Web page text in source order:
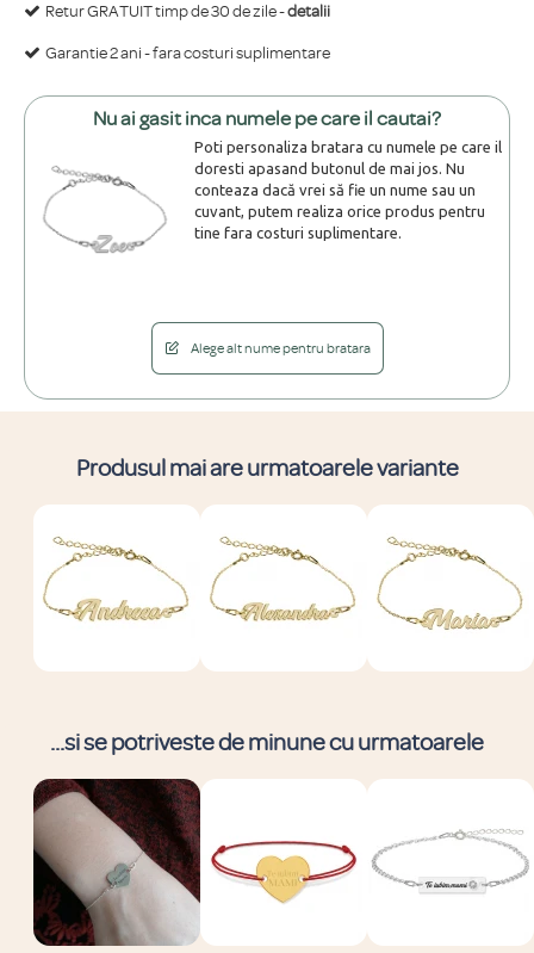
Retur GRATUIT timp de 30 de zile -detalii
Garantie 2 ani - fara costuri suplimentare
Nu ai gasit inca numele pe care il cautai?
Poti personaliza bratara cu numele pe care il
doresti apasand butonul de mai jos. Nu
conteaza dacă vrei să fie un nume sau un
cuvant, putem realiza orice produs pentru
tine fara costuri suplimentare.
Alege alt nume pentru bratara
Produsul mai are urmatoarele variante
...si se potriveste de minune cu urmatoarele